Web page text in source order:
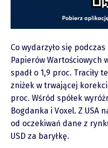
Współpraca
Wsparcie
Co wydarzyło się
Papierów Wartościowych
spadł o 1,9 proc. Traciły
zniżek w trwającej
proc. Wśród spółek
Bogdanka i Voxel. Z USA
od oczekiwań dane z
USD za baryłkę.